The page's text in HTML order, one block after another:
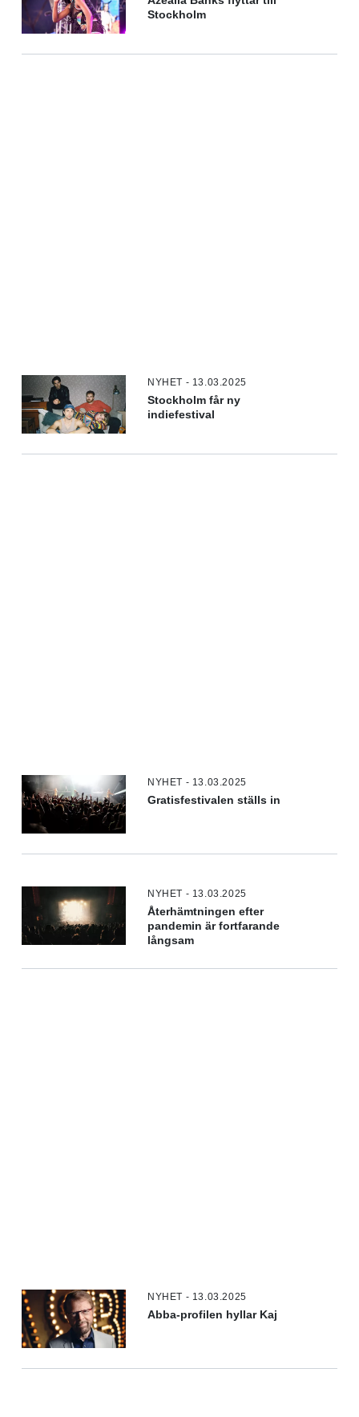
Stockholm
NYHET - 13.03.2025
Stockholm får ny
indiefestival
NYHET - 13.03.2025
Gratisfestivalen ställs in
NYHET - 13.03.2025
Återhämtningen efter
pandemin är fortfarande
långsam
NYHET - 13.03.2025
Abba-profilen hyllar Kaj